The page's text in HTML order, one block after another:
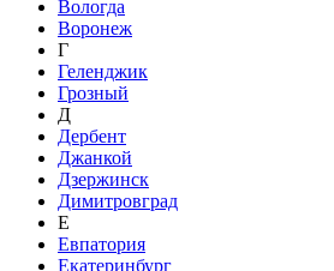
Вологда
Воронеж
Г
Геленджик
Грозный
Д
Дербент
Джанкой
Дзержинск
Димитровград
Е
Евпатория
Екатеринбург